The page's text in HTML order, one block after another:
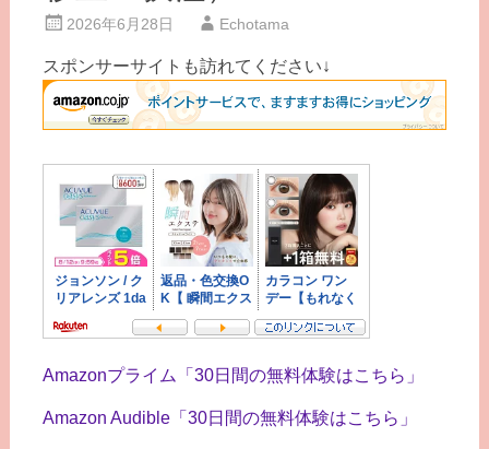
2026年6月28日 Echotama
スポンサーサイトも訪れてください↓
Amazonプライム「30日間の無料体験はこちら」
Amazon Audible「30日間の無料体験はこちら」